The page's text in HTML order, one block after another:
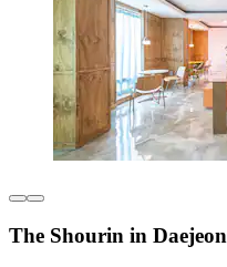
The Shourin in Daejeon